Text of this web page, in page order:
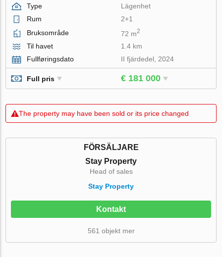
Type
Lägenhet
Rum
2+1
Bruksområde
72 m2
Til havet
1.4 km
Fullføringsdato
II fjärdedel, 2024
Full pris € 181 000
The property may have been sold or its price changed
FÖRSÄLJARE
Stay Property
Head of sales
Stay Property
Kontakt
561 objekt mer